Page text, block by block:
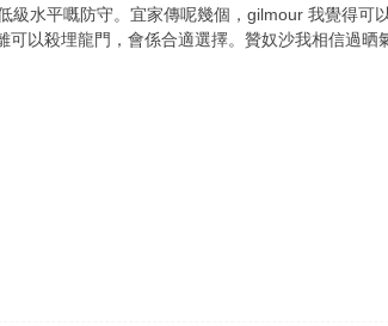
級水平嘅防守。宜家傳呢幾個，gilmour 我覺得
以殺埋龍門，會係合適選擇。贊奴沙我相信過晒